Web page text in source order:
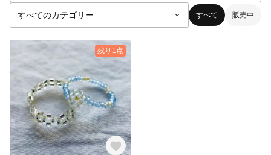
すべて 販売中
残り1点